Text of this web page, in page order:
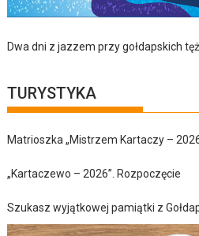
Dwa dni z jazzem przy gołdapskich
TURYSTYKA
Matrioszka „Mistrzem Kartaczy –
„Kartaczewo – 2026”. Rozpoczęcie
Szukasz wyjątkowej pamiątki z